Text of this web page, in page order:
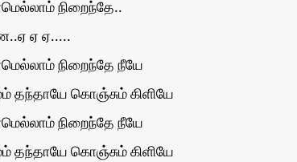
நிறைந்தே..
ஏ ஏ.....
நிறைந்தே நீயே
தந்தாயே கொஞ்சும் கிளியே
நிறைந்தே நீயே
தந்தாயே கொஞ்சும் கிளியே